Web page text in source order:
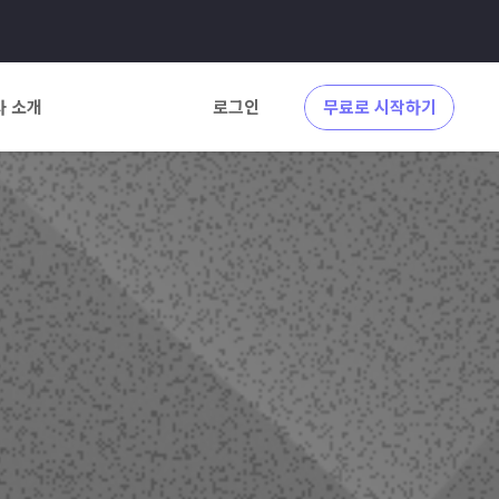
소개 로그인 무료로 시작하기